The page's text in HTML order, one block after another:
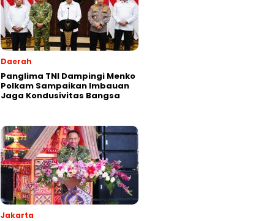
Daerah
Panglima TNI Dampingi Menko
Polkam Sampaikan Imbauan
Jaga Kondusivitas Bangsa
Jakarta